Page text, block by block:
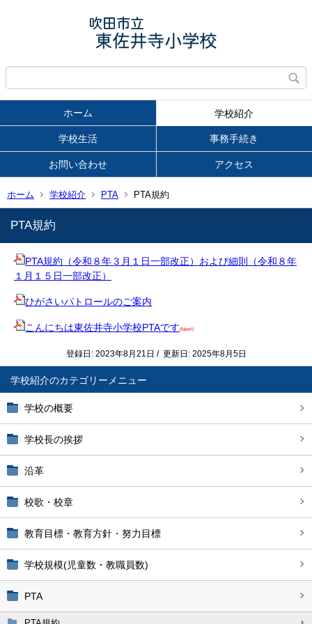
ホーム 学校紹介
学校生活 事務手続き
お問い合わせ アクセス
ホーム 学校紹介 PTA PTA規約
学校紹介
学校の概要
学校長の挨拶
沿革
校歌・校章
教育目標・教育方針・努力目標
学校規模(児童数・教職員数)
PTA
PTA規約
PTA規約（令和８年３月１日一部改正）および細則（令和８年
１月１５日一部改正）
ひがさいパトロールのご案内
こんにちは東佐井寺小学校PTAです(New!)
登録日: 2023年8月21日 / 更新日: 2025年8月5日